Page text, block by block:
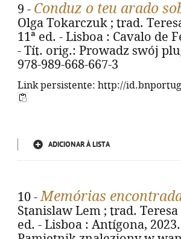
9 - Conduz o teu arado
Olga Tokarczuk ; trad.
11ª ed. - Lisboa : Cavalo de
- Tít. orig.: Prowadz swój
978-989-668-667-3
Link persistente: http://
ADICIONAR À LISTA
10 -Memórias
Stanislaw Lem ; trad.
ed. - Lisboa : Antígona,